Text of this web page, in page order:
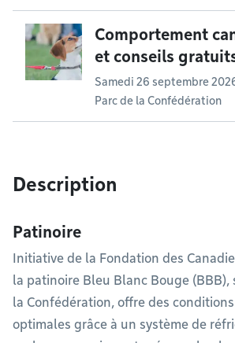
Comportement
et conseils
Samedi 26 septembre
Parc de la Confédération
Description
Patinoire
Initiative de la Fondation des
la patinoire Bleu Blanc Bouge (BBB),
la Confédération, offre des
optimales grâce à un système de